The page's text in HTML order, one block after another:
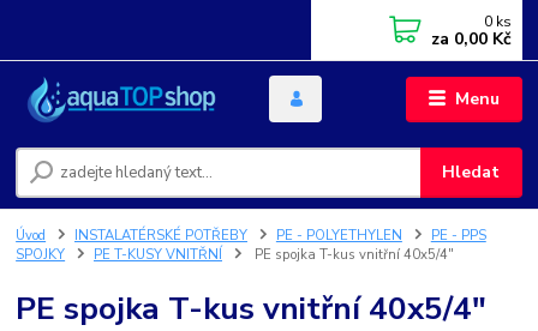
Menu
Hledat
0 ks
za 0,00 Kč
Úvod INSTALATÉRSKÉ POTŘEBY PE - POLYETHYLEN
PE - PPS
SPOJKY
PE T-KUSY VNITŘNÍ PE spojka T-kus vnitřní 40x5/4"
PE spojka T-kus vnitřní 40x5/4"